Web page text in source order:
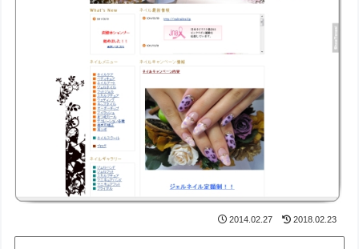
2014.02.27 2018.02.23